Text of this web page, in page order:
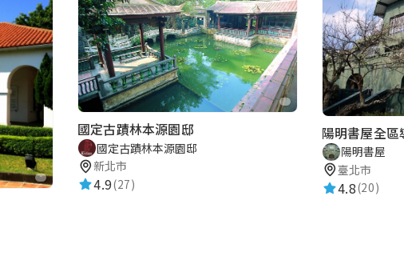
國定古蹟林本源園邸
國定古蹟林本源園邸
新北市
4.9(27)
陽明書屋全區
陽明書屋
臺北市
4.8(20)